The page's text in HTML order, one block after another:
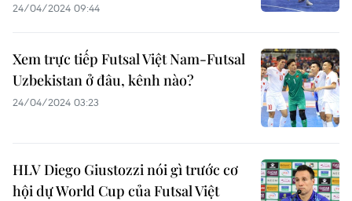
24/04/2024 09:44
Xem trực tiếp Futsal Việt Nam-Futsal
Uzbekistan ở đâu, kênh nào?
24/04/2024 03:23
HLV Diego Giustozzi nói gì trước cơ
hội dự World Cup của Futsal Việt